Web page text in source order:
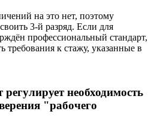
на это нет, поэтому
3-й разряд. Если для
профессиональный стандарт,
требования к стажу, указанные в
необходимость
"рабочего